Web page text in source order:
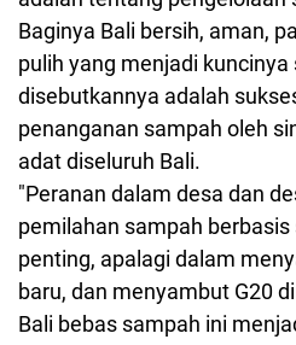
Baginya Bali bersih, aman,
pulih yang menjadi kuncinya
disebutkannya adalah
penanganan sampah oleh
adat diseluruh Bali.
"Peranan dalam desa dan
pemilahan sampah
penting, apalagi dalam
baru, dan menyambut G20
Bali bebas sampah ini